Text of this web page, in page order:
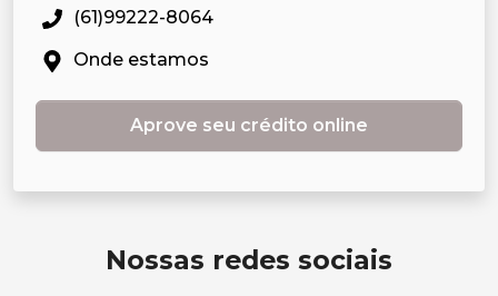
(61)99222-8064
Onde estamos
Aprove seu crédito online
Nossas redes sociais